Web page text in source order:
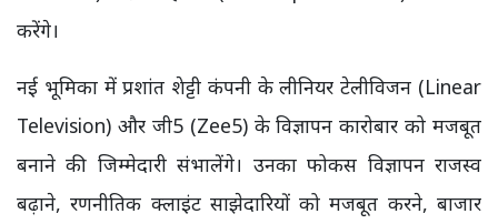
करेंगे।
नई भूमिका में प्रशांत शेट्टी कंपनी के लीनियर टेलीविजन (Linear
Television) और जी5 (Zee5) के विज्ञापन कारोबार को मजबूत
बनाने की जिम्मेदारी संभालेंगे। उनका फोकस विज्ञापन राजस्व
बढ़ाने, रणनीतिक क्लाइंट साझेदारियों को मजबूत करने, बाजार